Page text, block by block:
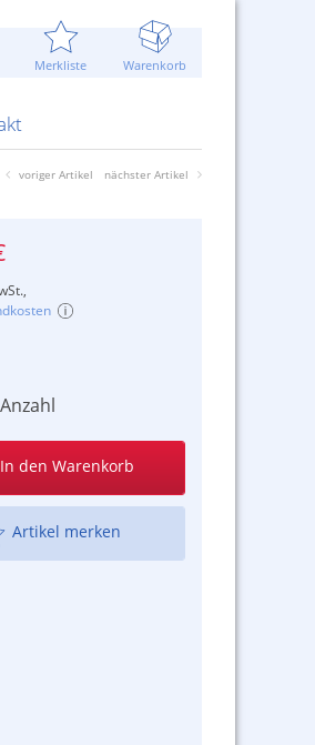
Merkliste Warenkorb
u.v.m.
voriger Artikel nächster Artikel
Anzahl
In den Warenkorb
Artikel merken